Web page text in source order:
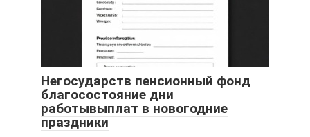
Негосударств пенсионный фонд
благосостояние дни
работывыплат в новогодние
праздники